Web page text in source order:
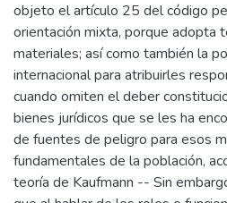
objeto el artículo 25 del código
orientación mixta, porque adopta
materiales; así como también la
internacional para atribuirles
cuando omiten el deber
bienes jurídicos que se les ha
de fuentes de peligro para esos
fundamentales de la población,
teoría de Kaufmann -- Sin